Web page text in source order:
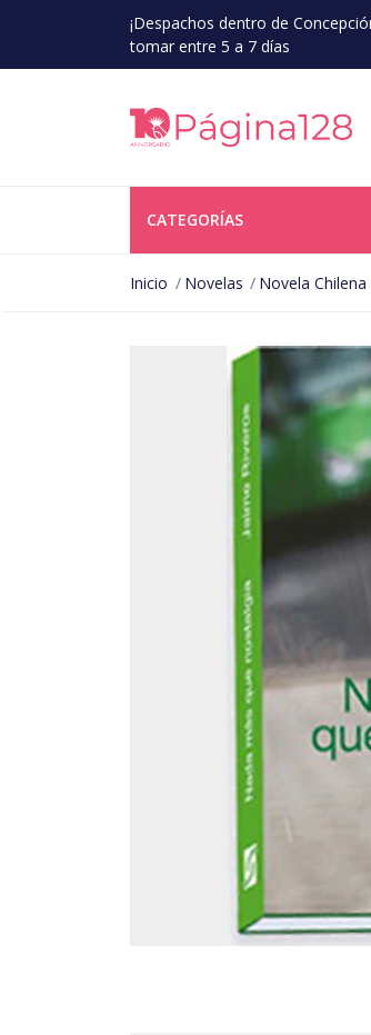
¡Despachos dentro de
tomar entre 5 a 7 días
CATEGORÍAS
Inicio Novelas Novela Chilena